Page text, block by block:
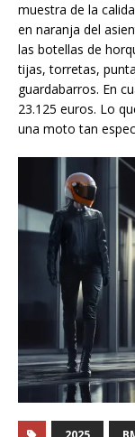
muestra de la
en naranja del
las botellas de
tijas, torretas,
guardabarros. En
23.125 euros. Lo
una moto tan